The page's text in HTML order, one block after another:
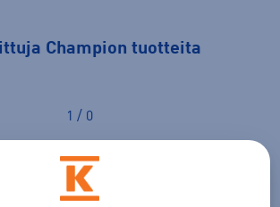
Champion tuotteita
1 / 0
vaate